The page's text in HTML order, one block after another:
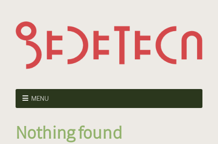
MENU
Nothing found